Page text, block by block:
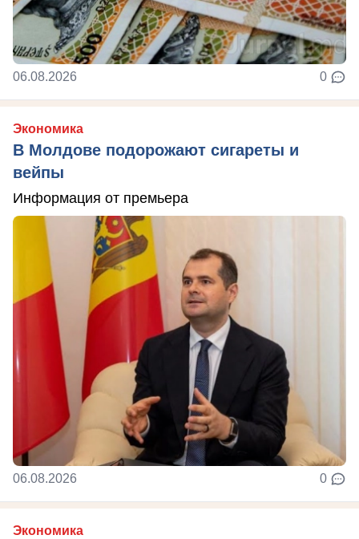
06.08.2026 0
Экономика
В Молдове подорожают сигареты и
вейпы
Информация от премьера
06.08.2026 0
Экономика